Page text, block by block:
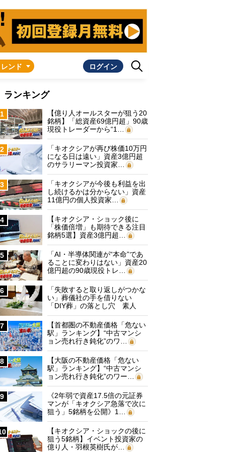
レンド ログイン
ランキング
1
【億り人オールスターが狙う20
銘柄】「総資産69億円超」90歳
現役トレーダーから“1…
2
「キオクシアが再び株価10万円
になる日は遠い」資産3億円超
のサラリーマン投資家…
3
「キオクシアが今後も利益を出
し続けるかは分からない」資産
11億円の個人投資家…
4
【キオクシア・ショック後に
「株価倍増」も期待できる注目
銘柄5選】資産3億円超…
5
「AI・半導体関連が“本命”であ
ることに変わりはない」資産20
億円超の90歳現役トレ…
6
「失敗すると取り返しがつかな
い」葬儀社の手を借りない
「DIY葬」の落とし穴 素人
に…
7
【首都圏の不動産価格「危ない
駅」ランキング】“中古マンシ
ョン売れ行き鈍化”のワ…
8
【大阪の不動産価格「危ない
駅」ランキング】“中古マンシ
ョン売れ行き鈍化”のワー…
9
《2年弱で資産17.5倍の元証券
マンが「キオクシア急落で次に
狙う」5銘柄を公開》1…
【キオクシア・ショックの後に
狙う5銘柄】イベント投資家の
億り人・羽根英樹氏が…